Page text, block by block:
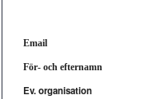
Email
För- och efternamn
Ev. organisation